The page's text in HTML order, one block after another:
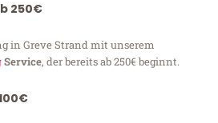
250€
in Greve Strand mit unserem
Service, der bereits ab 250€ beginnt.